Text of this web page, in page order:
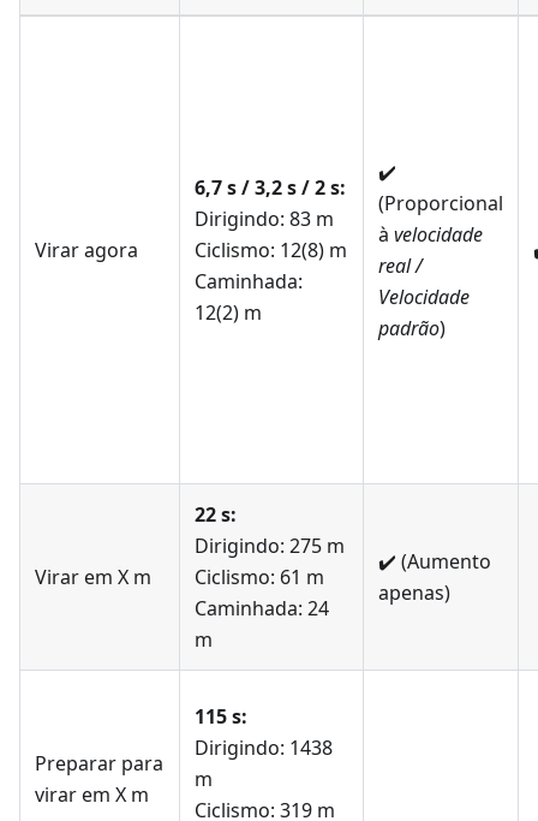
Virar agora
6,7 s / 3,2 s / 2 s:
Dirigindo: 83 m
Ciclismo: 12(8) m
Caminhada:
12(2) m
✔️
(Proporcional
à velocidade
real /
Velocidade
padrão)
Virar em X m
22 s:
Dirigindo: 275 m
Ciclismo: 61 m
Caminhada: 24
m
✔️ (Aumento
apenas)
Preparar para
virar em X m
115 s:
Dirigindo: 1438
m
Ciclismo: 319 m